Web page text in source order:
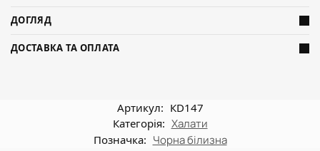
ДОГЛЯД
ДОСТАВКА ТА ОПЛАТА
Артикул: КD147
Категорія: Халати
Позначка: Чорна білизна